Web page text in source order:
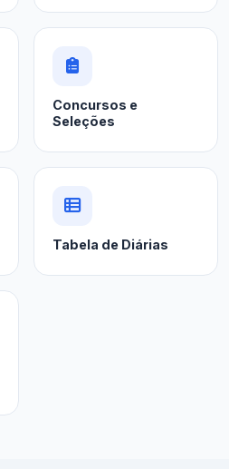
Concursos e
Seleções
Tabela de Diárias